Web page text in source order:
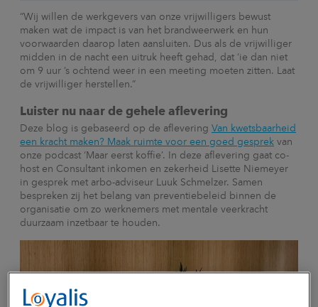
“Wij willen de werkgevers van onze vrijwilligers bewust
maken wat de impact is van het brandweerwerk en hun
voorwaarden daarop laten aansluiten. Dus als de vrijwilliger
midden in de nacht een uitruk heeft gehad, dat ‘ie dan niet
om 9 uur ’s ochtend weer in een meeting moeten zitten. Laat
de vrijwilliger herstellen.”
Luister nu naar de gehele aflevering
Deze blog is gebaseerd op de aflevering Van kwetsbaarheid
een kracht maken? Maak ruimte voor een goed gesprek van
onze podcast ‘Maar eerst koffie’. In deze aflevering gaat co-
host en Consultant inkomen en zekerheid Lisette Niemeyer
in gesprek met arbo-adviseur Luuk Schmelzer. Samen
bespreken zij het belang van preventiebeleid binnen de
organisatie om zo werknemers met mentale veerkracht
duurzaam inzetbaar te houden.